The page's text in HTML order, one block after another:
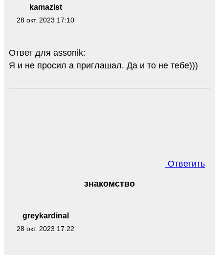
kamazist
28 окт. 2023 17:10
Ответ для assonik:
Я и не просил а приглашал. Да и то не тебе)))
Ответить
greykardinal
28 окт. 2023 17:22
знакомство